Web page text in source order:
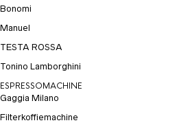
Bonomi
Manuel
TESTA ROSSA
Tonino Lamborghini
ESPRESSOMACHINE
Gaggia Milano
Filterkoffiemachine